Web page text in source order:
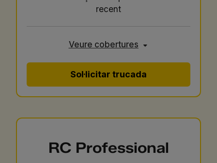
recent
Veure cobertures
Sol·licitar trucada
RC Professional